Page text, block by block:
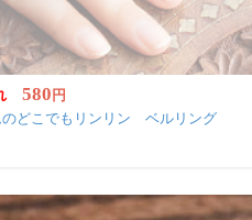
580 円
のどこでもリンリン ベルリング